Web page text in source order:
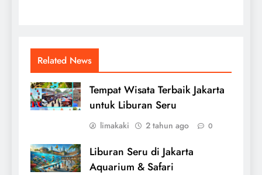
Related News
Tempat Wisata Terbaik Jakarta
untuk Liburan Seru
limakaki 2 tahun ago 0
Liburan Seru di Jakarta
Aquarium & Safari